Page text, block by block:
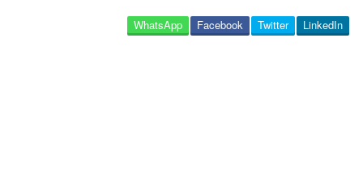
LinkedIn
Twitter
Facebook
WhatsApp